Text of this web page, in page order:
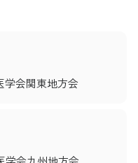
学会関東地方会